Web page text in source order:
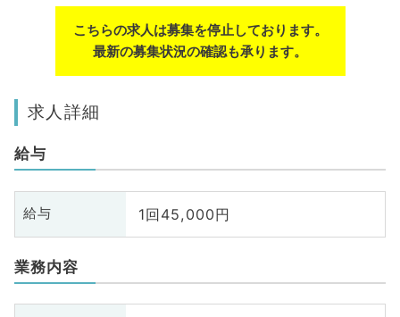
こちらの求人は募集を停止しております。
最新の募集状況の確認も承ります。
求人詳細
給与
給与 1回45,000円
業務内容